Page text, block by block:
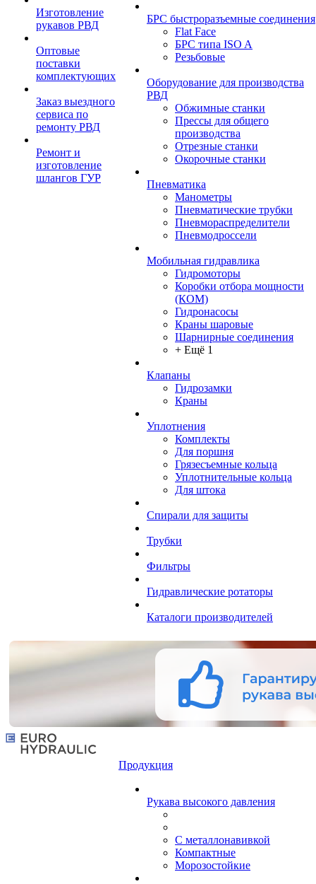
Изготовление
рукавов РВД
Оптовые
поставки
комплектующих
Заказ выездного
сервиса по
ремонту РВД
Ремонт и
изготовление
шлангов ГУР
БРС быстроразъемные соединения
Flat Face
БРС типа ISO A
Резьбовые
Оборудование для производства
РВД
Обжимные станки
Прессы для общего
производства
Отрезные станки
Окорочные станки
Пневматика
Манометры
Пневматические трубки
Пневмораспределители
Пневмодроссели
Мобильная гидравлика
Гидромоторы
Коробки отбора мощности
(КОМ)
Гидронасосы
Краны шаровые
Шарнирные соединения
+ Ещё 1
Клапаны
Гидрозамки
Краны
Уплотнения
Комплекты
Для поршня
Грязесъемные кольца
Уплотнительные кольца
Для штока
Спирали для защиты
Трубки
Фильтры
Гидравлические ротаторы
Каталоги производителей
Продукция
Рукава высокого давления
С металлонавивкой
Компактные
Морозостойкие